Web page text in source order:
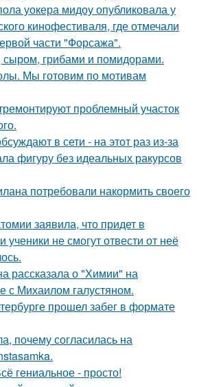
уокера мидоу опубликовала у
кинофестиваля, где отмечали
части "Форсажа".
сыром, грибами и помидорами.
Мы готовим по мотивам
проблемный участок
в сети - на этот раз из-за
фигуру без идеальных ракурсов
потребовали накормить своего
заявила, что придет в
ученики не смогут отвести от неё
рассказала о "Химии" на
с Михаилом галустяном.
прошел забег в формате
почему согласилась на
гениальное - просто!